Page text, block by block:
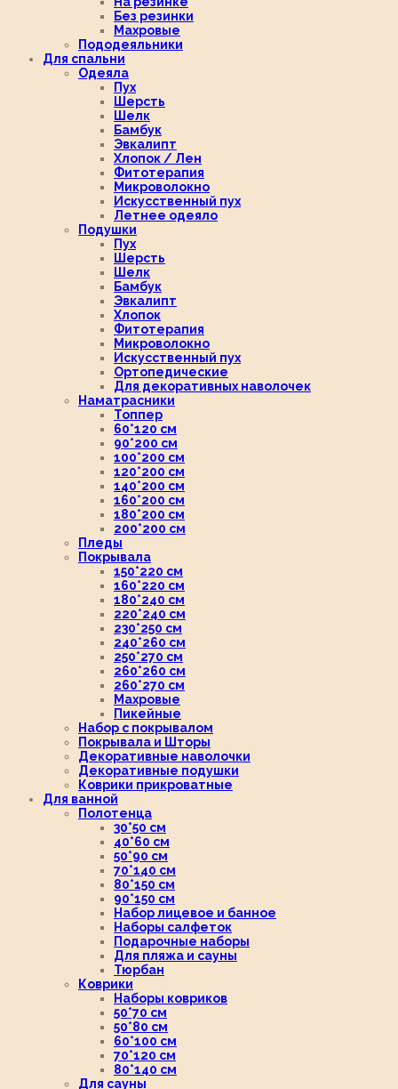
Без резинки
Махровые
Пододеяльники
Для спальни
Одеяла
Пух
Шерсть
Шелк
Бамбук
Эвкалипт
Хлопок / Лен
Фитотерапия
Микроволокно
Искусственный пух
Летнее одеяло
Подушки
Пух
Шерсть
Шелк
Бамбук
Эвкалипт
Хлопок
Фитотерапия
Микроволокно
Искусственный пух
Ортопедические
Для декоративных наволочек
Наматрасники
Топпер
60*120 см
90*200 см
100*200 см
120*200 см
140*200 см
160*200 см
180*200 см
200*200 см
Пледы
Покрывала
150*220 см
160*220 см
180*240 см
220*240 см
230*250 см
240*260 см
250*270 см
260*260 см
260*270 см
Махровые
Пикейные
Набор с покрывалом
Покрывала и Шторы
Декоративные наволочки
Декоративные подушки
Коврики прикроватные
Для ванной
Полотенца
30*50 см
40*60 см
50*90 см
70*140 см
80*150 см
90*150 см
Набор лицевое и банное
Наборы салфеток
Подарочные наборы
Для пляжа и сауны
Тюрбан
Коврики
Наборы ковриков
50*70 см
50*80 см
60*100 см
70*120 см
80*140 см
Для сауны